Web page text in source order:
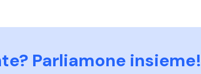
Parliamone insieme!